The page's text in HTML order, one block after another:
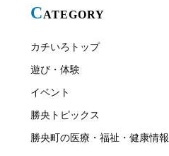
CATEGORY
カチいろトップ
遊び・体験
イベント
勝央トピックス
勝央町の医療・福祉・健康情